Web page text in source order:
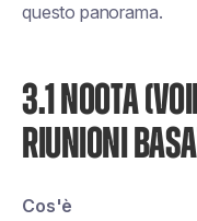
questo panorama.
3.1 NOOTA
RIUNIONI
Cos'è